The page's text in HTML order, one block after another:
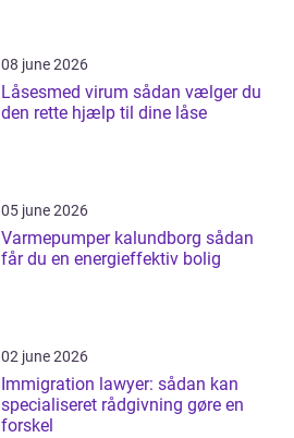
08 june 2026
Låsesmed virum sådan vælger du
den rette hjælp til dine låse
05 june 2026
Varmepumper kalundborg sådan
får du en energieffektiv bolig
02 june 2026
Immigration lawyer: sådan kan
specialiseret rådgivning gøre en
forskel